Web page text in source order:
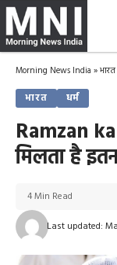
Morning News India »भारत
भारत धर्म
Ramzan
मिलता है
Last updated:
4 Min Read